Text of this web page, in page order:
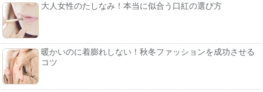
大人女性のたしなみ！本当に似合う口紅の選び方
暖かいのに着膨れしない！秋冬ファッションを成功させる
コツ